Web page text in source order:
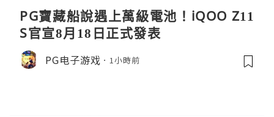
PG寶藏船說遇上萬級電池！iQOO Z11
S官宣8月18日正式發表
PG电子游戏 1小時前